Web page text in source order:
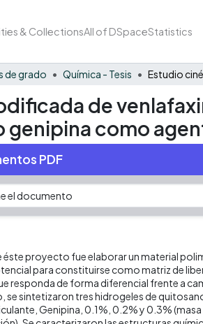
& CollectionsAll of DSpaceStatistics
de grado Química - Tesis
de
como
PDF
éste proyecto fue elaborar un material
para constituirse como matriz de
responda de forma diferencial frente a
se sintetizaron tres hidrogeles de
Genipina, 0.1%, 0.2% y 0.3%